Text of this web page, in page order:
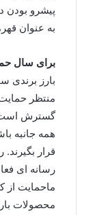
به عنوان
برای سال
بارز برندی
منتظر
گسترش است
همه جانبه
قرار
رسانه ای
ماحمایت از
محصولات